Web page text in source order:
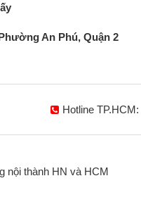
An Phú, Quận 2
Hotline TP.HCM:
nội thành HN và HCM